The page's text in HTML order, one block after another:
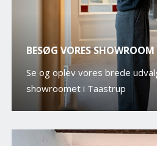
BESØG VORES SHOWROOM
Se og oplev vores brede
showroomet i Taastrup